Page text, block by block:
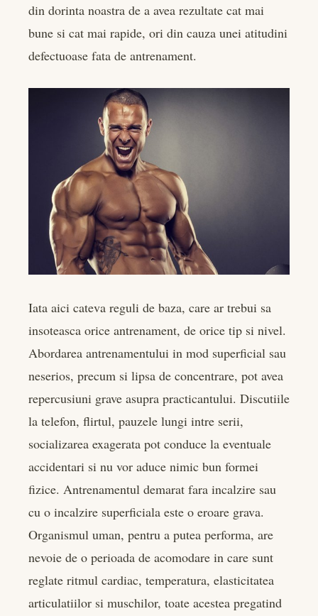
din dorinta noastra de a avea rezultate cat mai
bune si cat mai rapide, ori din cauza unei atitudini
defectuoase fata de antrenament.
Iata aici cateva reguli de baza, care ar trebui sa
insoteasca orice antrenament, de orice tip si nivel.
Abordarea antrenamentului in mod superficial sau
neserios, precum si lipsa de concentrare, pot avea
repercusiuni grave asupra practicantului. Discutiile
la telefon, flirtul, pauzele lungi intre serii,
socializarea exagerata pot conduce la eventuale
accidentari si nu vor aduce nimic bun formei
fizice. Antrenamentul demarat fara incalzire sau
cu o incalzire superficiala este o eroare grava.
Organismul uman, pentru a putea performa, are
nevoie de o perioada de acomodare in care sunt
reglate ritmul cardiac, temperatura, elasticitatea
articulatiilor si muschilor, toate acestea pregatind